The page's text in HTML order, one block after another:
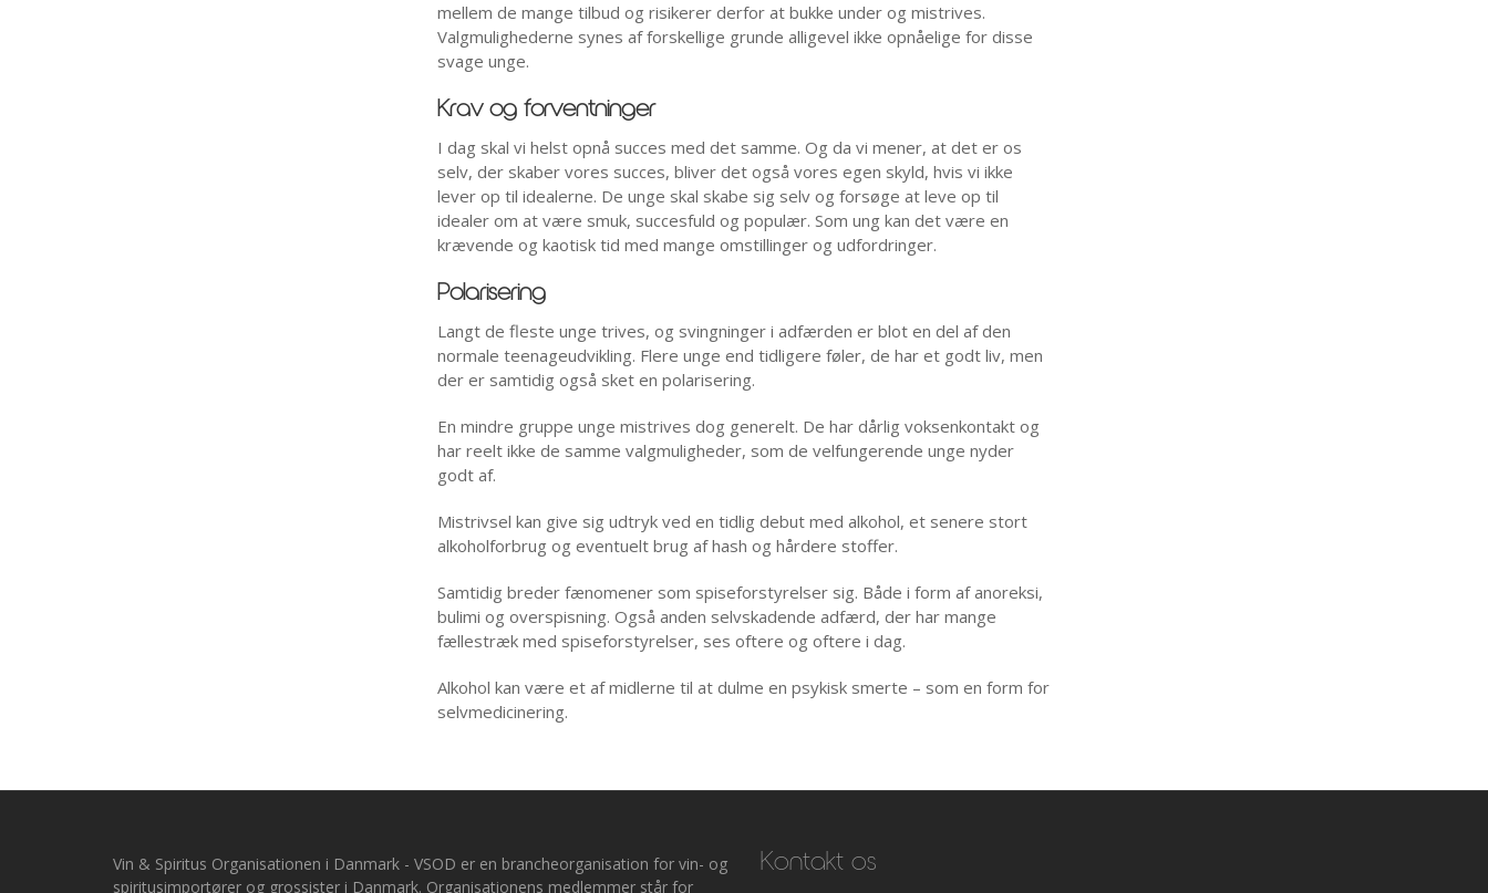
mellem de mange tilbud og risikerer derfor at bukke under og mistrives.
Valgmulighederne synes af forskellige grunde alligevel ikke opnåelige for disse
svage unge.
Krav og forventninger
I dag skal vi helst opnå succes med det samme. Og da vi mener, at det er os
selv, der skaber vores succes, bliver det også vores egen skyld, hvis vi ikke
lever op til idealerne. De unge skal skabe sig selv og forsøge at leve op til
idealer om at være smuk, succesfuld og populær. Som ung kan det være en
krævende og kaotisk tid med mange omstillinger og udfordringer.
Polarisering
Langt de fleste unge trives, og svingninger i adfærden er blot en del af den
normale teenageudvikling. Flere unge end tidligere føler, de har et godt liv, men
der er samtidig også sket en polarisering.
En mindre gruppe unge mistrives dog generelt. De har dårlig voksenkontakt og
har reelt ikke de samme valgmuligheder, som de velfungerende unge nyder
godt af.
Mistrivsel kan give sig udtryk ved en tidlig debut med alkohol, et senere stort
alkoholforbrug og eventuelt brug af hash og hårdere stoffer.
Samtidig breder fænomener som spiseforstyrelser sig. Både i form af anoreksi,
bulimi og overspisning. Også anden selvskadende adfærd, der har mange
fællestræk med spiseforstyrelser, ses oftere og oftere i dag.
Alkohol kan være et af midlerne til at dulme en psykisk smerte – som en form for
selvmedicinering.
Vin & Spiritus Organisationen i Danmark - VSOD er en brancheorganisation for vin- og
spiritusimportører og grossister i Danmark. Organisationens medlemmer står for
Kontakt os